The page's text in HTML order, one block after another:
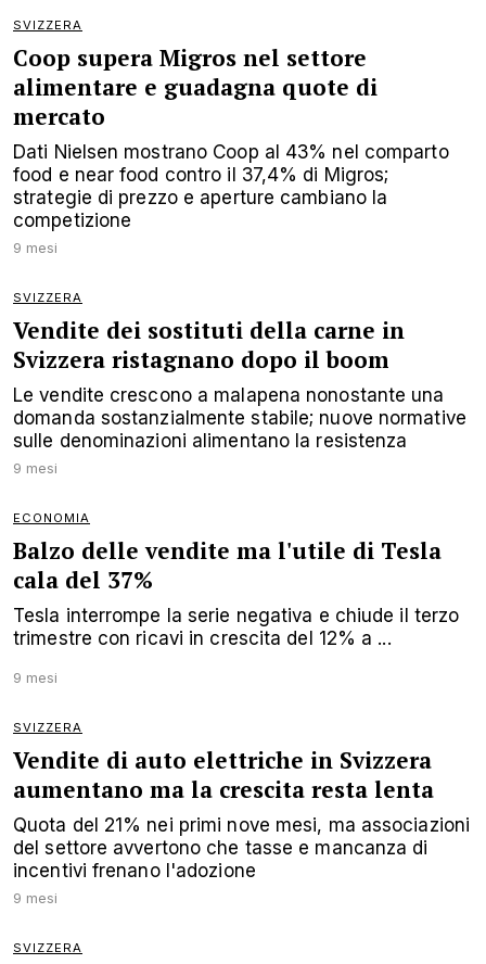
SVIZZERA
Coop supera Migros nel settore
alimentare e guadagna quote di
mercato
Dati Nielsen mostrano Coop al 43% nel comparto
food e near food contro il 37,4% di Migros;
strategie di prezzo e aperture cambiano la
competizione
9 mesi
SVIZZERA
Vendite dei sostituti della carne in
Svizzera ristagnano dopo il boom
Le vendite crescono a malapena nonostante una
domanda sostanzialmente stabile; nuove normative
sulle denominazioni alimentano la resistenza
9 mesi
ECONOMIA
Balzo delle vendite ma l'utile di Tesla
cala del 37%
Tesla interrompe la serie negativa e chiude il terzo
trimestre con ricavi in crescita del 12% a ...
9 mesi
SVIZZERA
Vendite di auto elettriche in Svizzera
aumentano ma la crescita resta lenta
Quota del 21% nei primi nove mesi, ma associazioni
del settore avvertono che tasse e mancanza di
incentivi frenano l'adozione
9 mesi
SVIZZERA